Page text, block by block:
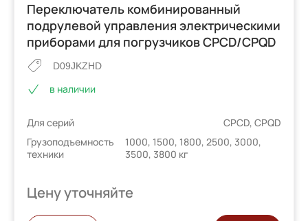
Переключатель комбинированный
подрулевой управления электрическими
приборами для погрузчиков CPCD/CPQD
D09JKZHD
в наличии
Для серий
CPCD, CPQD
Грузоподъемность
техники
1000, 1500, 1800, 2500, 3000,
3500, 3800 кг
Цену уточняйте